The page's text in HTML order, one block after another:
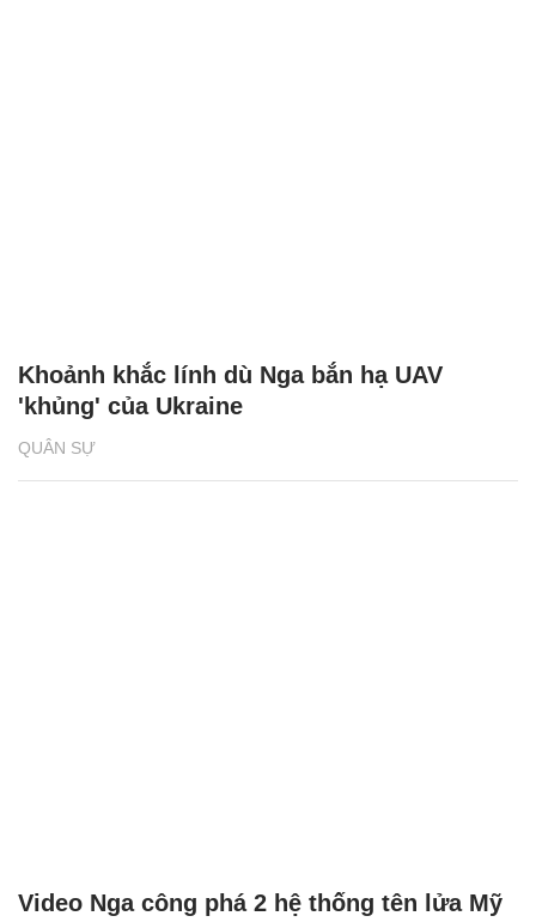
QUÂN SỰ
Khoảnh khắc lính dù Nga bắn hạ UAV
'khủng' của Ukraine
Video Nga công phá 2 hệ thống tên lửa Mỹ